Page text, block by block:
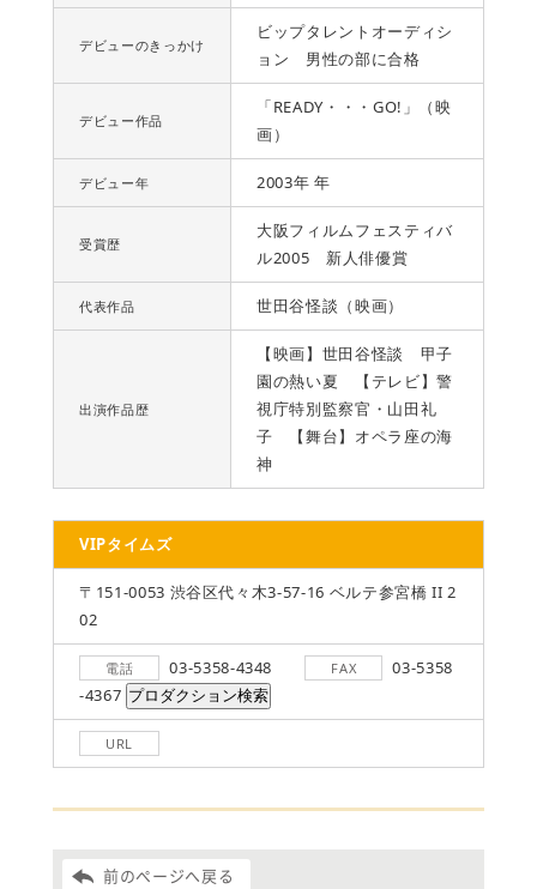
デビューのきっかけ
ビップタレントオーディシ
ョン 男性の部に合格
デビュー作品
「READY・・・GO!」（映
画）
デビュー年 2003年 年
受賞歴
大阪フィルムフェスティバ
ル2005 新人俳優賞
代表作品 世田谷怪談（映画）
出演作品歴
【映画】世田谷怪談 甲子
園の熱い夏 【テレビ】警
視庁特別監察官・山田礼
子 【舞台】オペラ座の海
神
VIPタイムズ
〒151-0053 渋谷区代々木3-57-16 ベルテ参宮橋 II 2
02
電話 03-5358-4348 FAX
03-5358
-4367
URL
前のページへ戻る